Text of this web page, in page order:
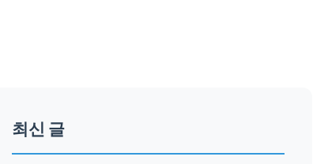
최신 글